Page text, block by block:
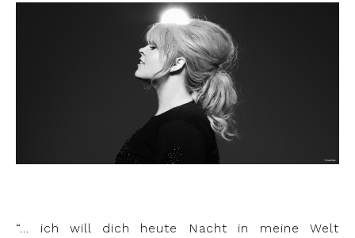
“… ich will dich heute Nacht in meine Welt